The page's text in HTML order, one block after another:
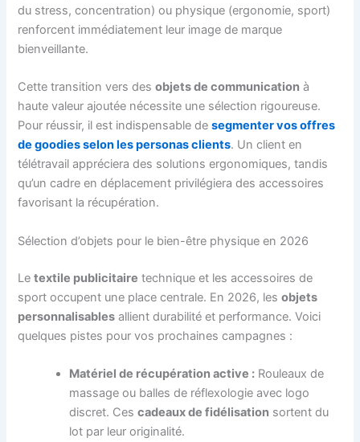
du stress, concentration) ou physique (ergonomie, sport)
renforcent immédiatement leur image de marque
bienveillante.
Cette transition vers desobjets de communication à
haute valeur ajoutée nécessite une sélection rigoureuse.
Pour réussir, il est indispensable desegmenter vos offres
de goodies selon les personas clients. Un client en
télétravail appréciera des solutions ergonomiques, tandis
qu’un cadre en déplacement privilégiera des accessoires
favorisant la récupération.
Sélection d’objets pour le bien-être physique en 2026
Letextile publicitaire technique et les accessoires de
sport occupent une place centrale. En 2026, lesobjets
personnalisables allient durabilité et performance. Voici
quelques pistes pour vos prochaines campagnes :
Matériel de récupération active : Rouleaux de
massage ou balles de réflexologie avec logo
discret. Cescadeaux de fidélisation sortent du
lot par leur originalité.